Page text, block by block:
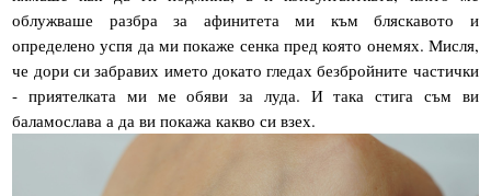
облужваше разбра за афинитета ми към бляскавото и
определено успя да ми покаже сенка пред която онемях. Мисля,
че дори си забравих името докато гледах безбройните частички
- приятелката ми ме обяви за луда. И така стига съм ви
баламослава а да ви покажа какво си взех.